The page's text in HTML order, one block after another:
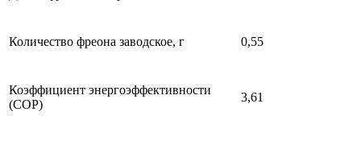
Количество фреона заводское, г 0,55
Коэффициент энергоэффективности
(COP)
3,61